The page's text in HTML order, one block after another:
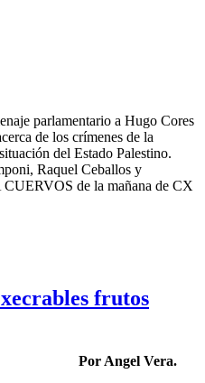
parlamentario a Hugo Cores
de los crímenes de la
del Estado Palestino.
Raquel Ceballos y
de la mañana de CX
frutos
Por Angel Vera.